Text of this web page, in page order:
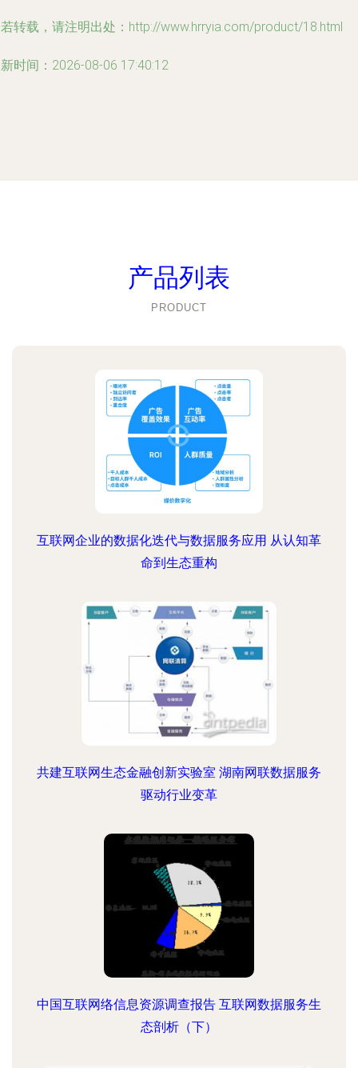
转载，请注明出处：http://www.hrryia.com/product/18.html
时间：2026-08-06 17:40:12
产品列表
PRODUCT
互联网企业的数据化迭代与数据服务应用 从认知革
命到生态重构
共建互联网生态金融创新实验室 湖南网联数据服务
驱动行业变革
中国互联网络信息资源调查报告 互联网数据服务生
态剖析（下）